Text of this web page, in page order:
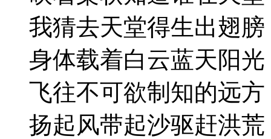
我猜去天堂得生出翅膀
身体载着白云蓝天阳光
飞往不可欲制知的远方
扬起风带起沙驱赶洪荒